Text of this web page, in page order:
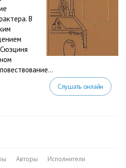
В
Слушать онлайн
Авторы
Исполнители